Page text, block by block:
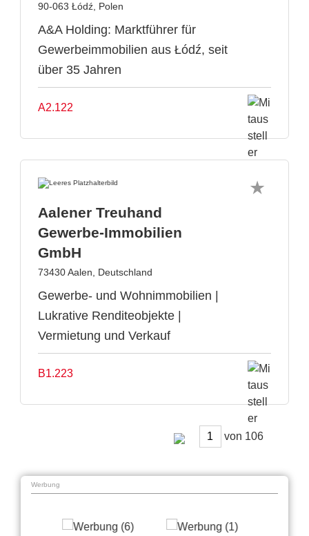
90-063 Łódź, Polen
A&A Holding: Marktführer für
Gewerbeimmobilien aus Łódź, seit
über 35 Jahren
A2.122
Aalener Treuhand
Gewerbe-Immobilien
GmbH
73430 Aalen, Deutschland
Gewerbe- und Wohnimmobilien |
Lukrative Renditeobjekte |
Vermietung und Verkauf
B1.223
von
Werbung